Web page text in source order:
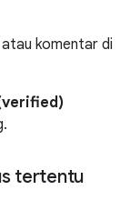
komentar di
tertentu